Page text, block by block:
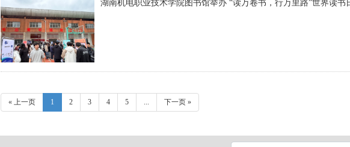
« 上一页 1 2 3 4 5 ... 下一页 »